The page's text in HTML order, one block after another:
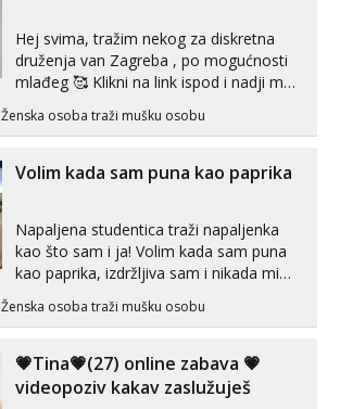
Hej svima, tražim nekog za diskretna
druženja van Zagreba , po mogućnosti
mlađeg 🥰 Klikni na link ispod i nadji me
Ženska osoba traži mušku osobu
Volim kada sam puna kao paprika
Napaljena studentica traži napaljenka
kao što sam i ja! Volim kada sam puna
kao paprika, izdržljiva sam i nikada mi
puta dnevno bilo kad i bilo gdje zato se
link ispod i nadji me tamo, cekam te!
Ženska osoba traži mušku osobu
💗Tina💗(27) online zabava 💗
videopoziv kakav zaslužuješ